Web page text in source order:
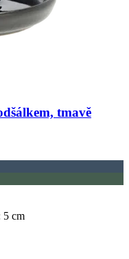
tmavě
5 cm